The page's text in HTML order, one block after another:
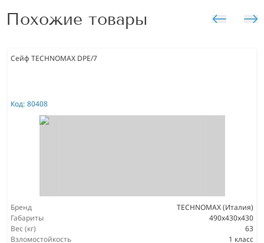
Похожие товары
Сейф TECHNOMAX DPE/7
Код: 80408
Бренд
TECHNOMAX (Италия)
Габариты
490x430x430
Вес (кг)
63
Взломостойкость
1 класс